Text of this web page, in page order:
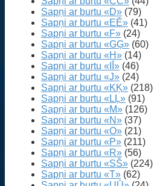
Sapņi ar burtu «D» (79)
Sapņi ar burtu «EĒ» (41)
Sapņi ar burtu «F» (24)
Sapņi ar burtu «GĢ» (60)
Sapņi ar burtu «H» (14)
Sapņi ar burtu «IĪ» (46)
Sapņi ar burtu «J» (24)
Sapņi ar burtu «KĶ» (218)
Sapņi ar burtu «LĻ» (91)
Sapņi ar burtu «M» (126)
Sapņi ar burtu «N» (37)
Sapņi ar burtu «O» (21)
Sapņi ar burtu «P» (211)
Sapņi ar burtu «R» (56)
Sapņi ar burtu «SŠ» (224)
Sapņi ar burtu «T» (62)